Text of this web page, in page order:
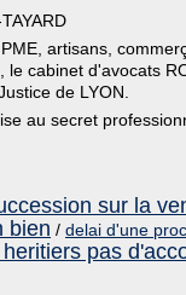
artisans,
cabinet d'avocats
de LYON.
au secret
sur la
bien / delai d'une
pas